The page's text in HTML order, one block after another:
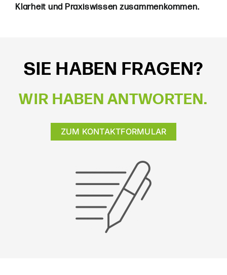
Klarheit und Praxiswissen zusammenkommen.
SIE HABEN FRAGEN?
WIR HABEN ANTWORTEN.
ZUM KONTAKTFORMULAR